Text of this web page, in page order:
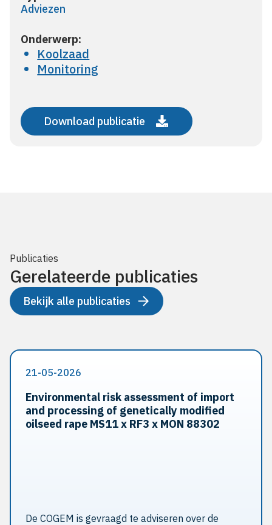
Adviezen
Onderwerp:
Koolzaad
Monitoring
Download publicatie
Publicaties
Gerelateerde publicaties
Bekijk alle publicaties
21-05-2026
Environmental risk assessment of import
and processing of genetically modified
oilseed rape MS11 x RF3 x MON 88302
De COGEM is gevraagd te adviseren over de